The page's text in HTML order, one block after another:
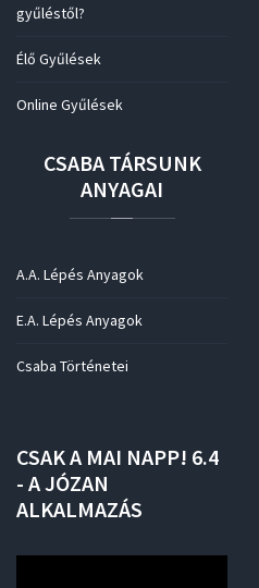
gyűléstől?
Élő Gyűlések
Online Gyűlések
CSABA TÁRSUNK
ANYAGAI
A.A. Lépés Anyagok
E.A. Lépés Anyagok
Csaba Történetei
CSAKA MAI NAPP! 6.4
- AJÓZAN
ALKALMAZÁS